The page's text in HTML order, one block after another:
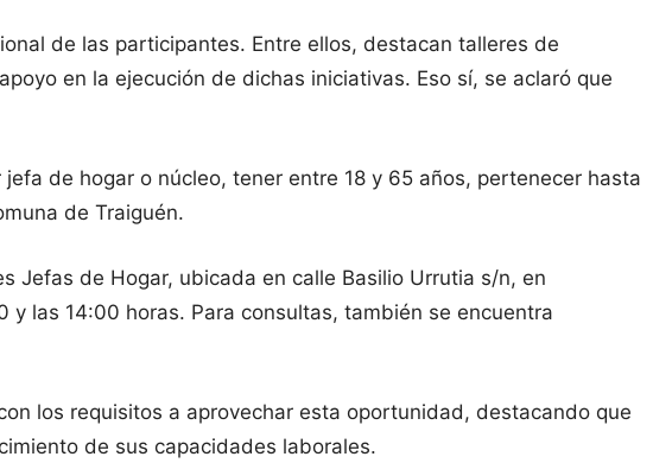
de las participantes. Entre ellos, destacan talleres de
en la ejecución de dichas iniciativas. Eso sí, se aclaró que
de hogar o núcleo, tener entre 18 y 65 años, pertenecer hasta
de Traiguén.
Jefas de Hogar, ubicada en calle Basilio Urrutia s/n, en
las 14:00 horas. Para consultas, también se encuentra
los requisitos a aprovechar esta oportunidad, destacando que
de sus capacidades laborales.